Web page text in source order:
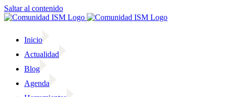
Saltar al contenido
Inicio
Actualidad
Blog
Agenda